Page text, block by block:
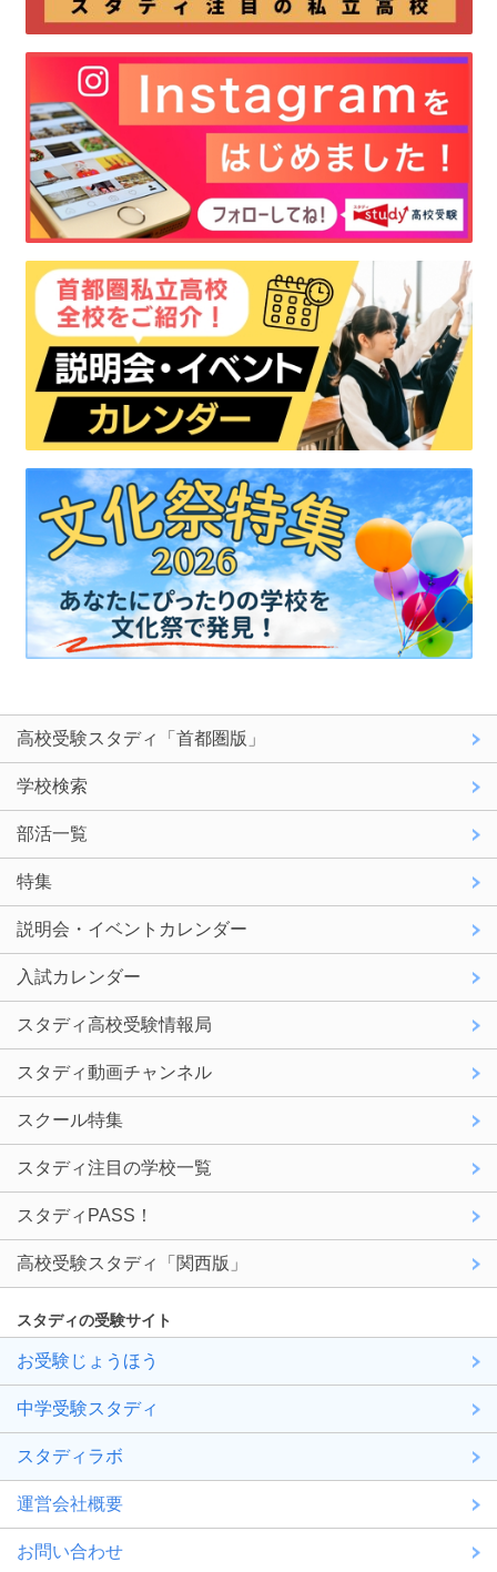
高校受験スタディ「首都圏版」
学校検索
部活一覧
特集
説明会・イベントカレンダー
入試カレンダー
スタディ高校受験情報局
スタディ動画チャンネル
スクール特集
スタディ注目の学校一覧
スタディPASS！
高校受験スタディ「関西版」
スタディの受験サイト
お受験じょうほう
中学受験スタディ
スタディラボ
運営会社概要
お問い合わせ